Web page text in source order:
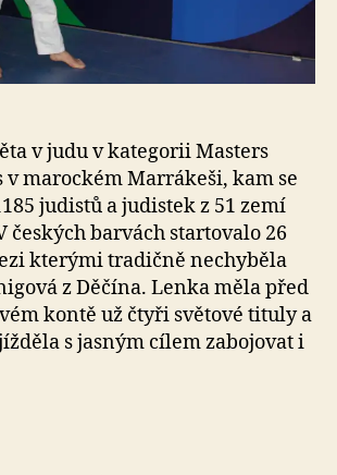
v judu v kategorii Masters
v marockém Marrákeši, kam se
judistů a judistek z 51 zemí
českých barvách startovalo 26
kterými tradičně nechyběla
z Děčína. Lenka měla před
kontě už čtyři světové tituly a
s jasným cílem zabojovat i